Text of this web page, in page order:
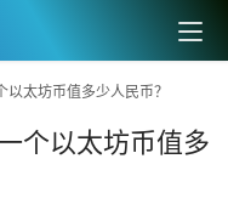
太坊币值多少人民币？
个以太坊币值多